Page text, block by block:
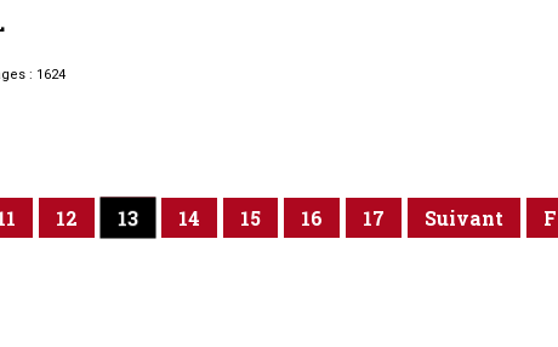
: 1624
12 13 14 15 16 17 Suivant